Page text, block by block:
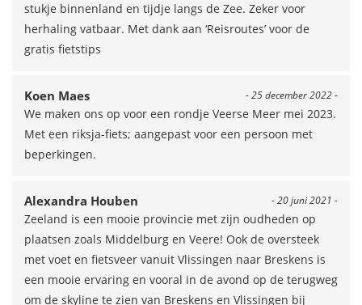
stukje binnenland en tijdje langs de Zee. Zeker voor
herhaling vatbaar. Met dank aan ‘Reisroutes’ voor de
gratis fietstips
- 25 december 2022 -
Koen Maes
We maken ons op voor een rondje Veerse Meer mei 2023.
Met een riksja-fiets; aangepast voor een persoon met
beperkingen.
- 20 juni 2021 -
Alexandra Houben
Zeeland is een mooie provincie met zijn oudheden op
plaatsen zoals Middelburg en Veere! Ook de oversteek
met voet en fietsveer vanuit Vlissingen naar Breskens is
een mooie ervaring en vooral in de avond op de terugweg
om de skyline te zien van Breskens en Vlissingen bij